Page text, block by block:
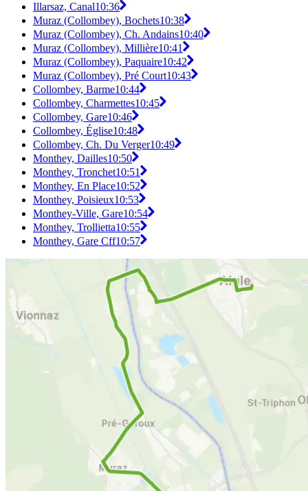
Illarsaz, Canal10:36
Muraz (Collombey), Bochets10:38
Muraz (Collombey), Ch. Andains10:40
Muraz (Collombey), Millière10:41
Muraz (Collombey), Paquaire10:42
Muraz (Collombey), Pré Court10:43
Collombey, Barme10:44
Collombey, Charmettes10:45
Collombey, Gare10:46
Collombey, Église10:48
Collombey, Ch. Du Verger10:49
Monthey, Dailles10:50
Monthey, Tronchet10:51
Monthey, En Place10:52
Monthey, Poisieux10:53
Monthey-Ville, Gare10:54
Monthey, Trollietta10:55
Monthey, Gare Cff10:57